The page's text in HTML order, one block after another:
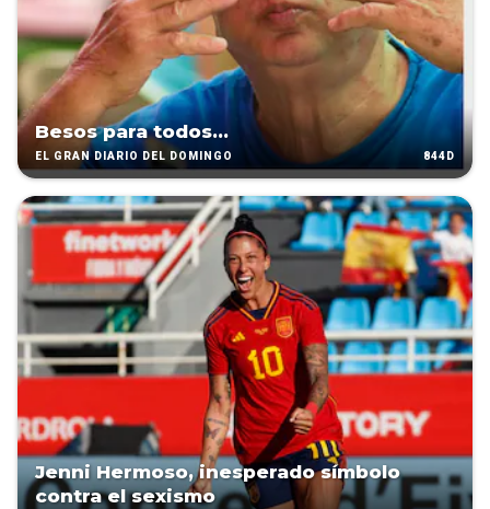
Besos para todos...
EL GRAN DIARIO DEL DOMINGO 844D
Jenni Hermoso, inesperado símbolo
contra el sexismo